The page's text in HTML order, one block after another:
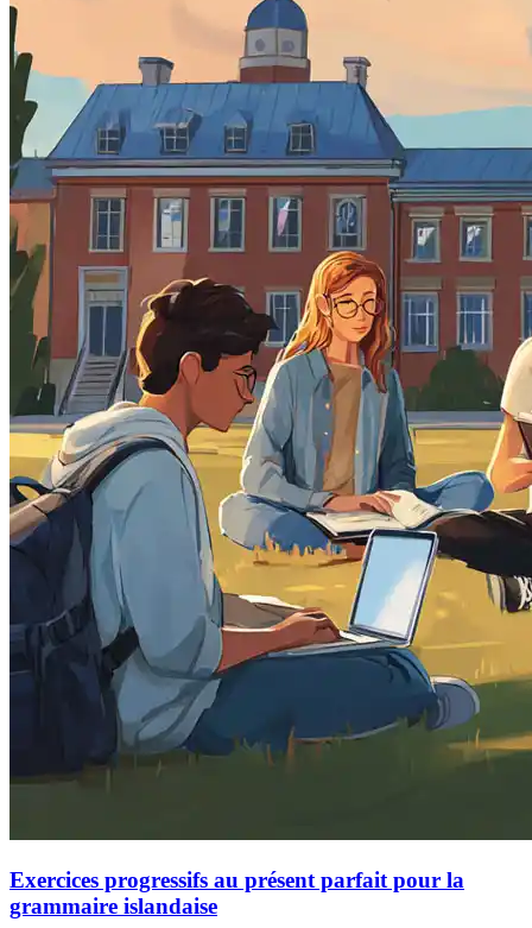
Exercices progressifs au présent parfait pour la
grammaire islandaise